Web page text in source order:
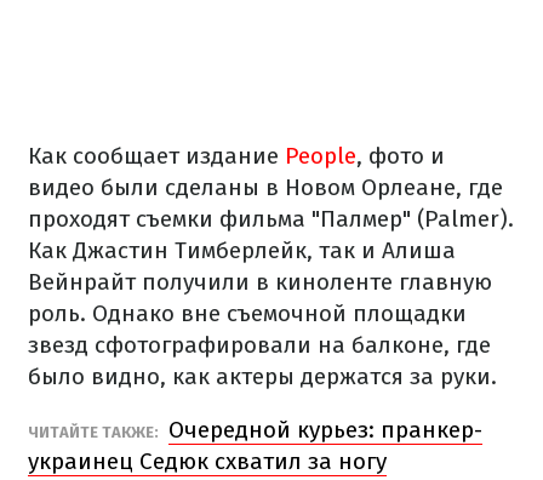
Как сообщает издание People, фото и
видео были сделаны в Новом Орлеане, где
проходят съемки фильма "Палмер" (Palmer).
Как Джастин Тимберлейк, так и Алиша
Вейнрайт получили в киноленте главную
роль. Однако вне съемочной площадки
звезд сфотографировали на балконе, где
было видно, как актеры держатся за руки.
ЧИТАЙТЕ ТАКЖЕ:
Очередной курьез: пранкер-
украинец Седюк схватил за ногу